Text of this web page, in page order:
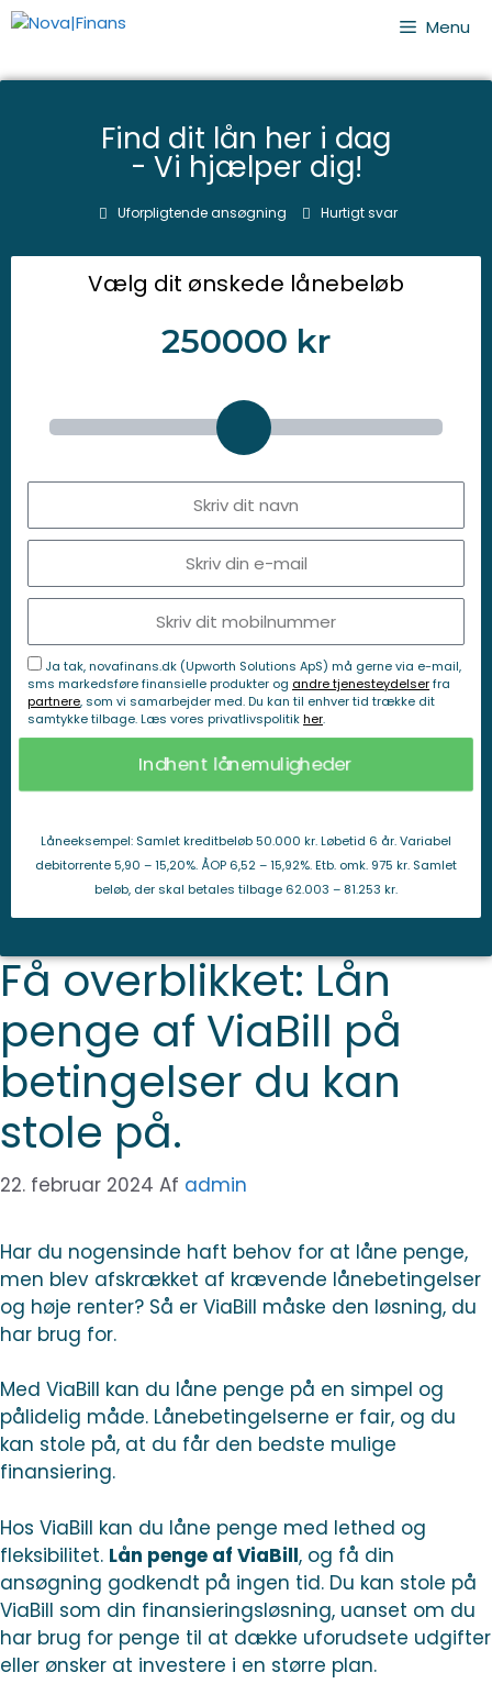
Menu
Find dit lån her i dag
- Vi hjælper dig!
Uforpligtende ansøgning Hurtigt svar
Vælg dit ønskede lånebeløb
250000 kr
Ja tak, novafinans.dk (Upworth Solutions ApS) må gerne via e-mail,
sms markedsføre finansielle produkter og andre tjenesteydelserfra
partnere, som vi samarbejder med. Du kan til enhver tid trække dit
samtykke tilbage. Læs vores privatlivspolitikher.
Indhent lånemuligheder
Låneeksempel: Samlet kreditbeløb 50.000 kr. Løbetid 6 år. Variabel
debitorrente 5,90 – 15,20%. ÅOP 6,52 – 15,92%. Etb. omk. 975 kr. Samlet
beløb, der skal betales tilbage 62.003 – 81.253 kr.
Få overblikket: Lån
penge af ViaBill på
betingelser du kan
stole på.
22. februar 2024 Af admin
Har du nogensinde haft behov for at låne penge,
men blev afskrækket af krævende lånebetingelser
og høje renter? Så er ViaBill måske den løsning, du
har brug for.
Med ViaBill kan du låne penge på en simpel og
pålidelig måde. Lånebetingelserne er fair, og du
kan stole på, at du får den bedste mulige
finansiering.
Hos ViaBill kan du låne penge med lethed og
fleksibilitet. Lån penge af ViaBill, og få din
ansøgning godkendt på ingen tid. Du kan stole på
ViaBill som din finansieringsløsning, uanset om du
har brug for penge til at dække uforudsete udgifter
eller ønsker at investere i en større plan.